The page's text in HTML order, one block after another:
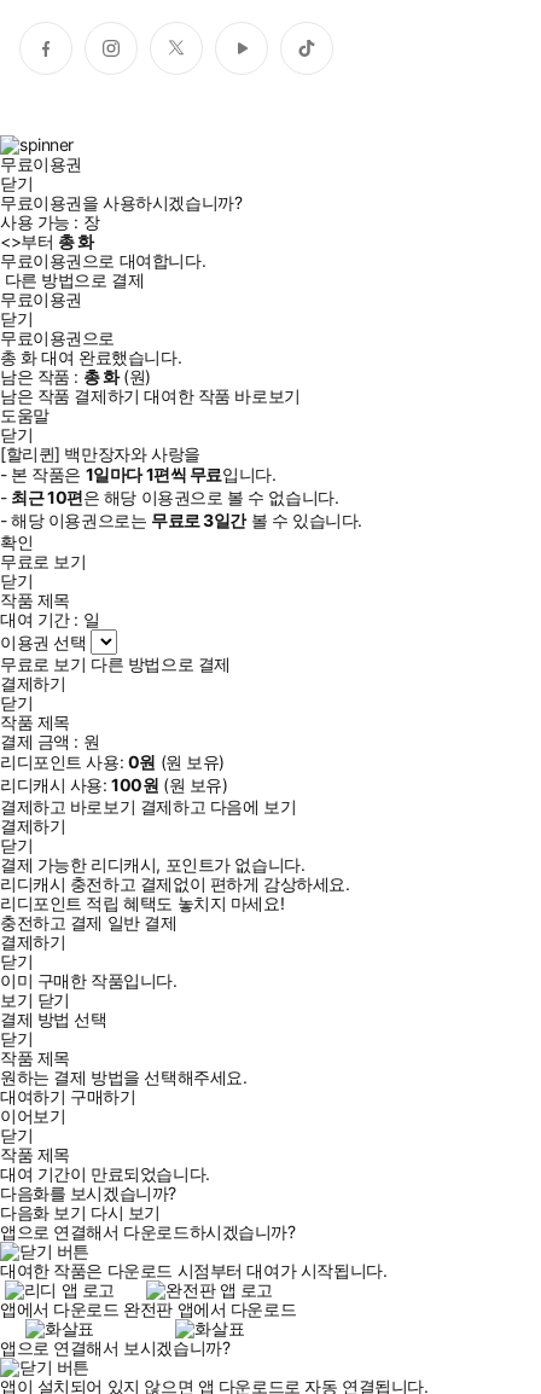
페
이
인
스
트
위
유
튜
틱
톡
무료이용권
닫기
무료이용권을 사용하시겠습니까?
사용 가능 : 장
<>부터 총화
무료이용권으로 대여합니다.
다른 방법으로 결제
무료이용권
닫기
무료이용권으로
총 화대여 완료했습니다.
남은 작품 : 총화(원)
남은 작품 결제하기 대여한 작품 바로보기
도움말
닫기
[할리퀸] 백만장자와 사랑을
- 본 작품은 1일마다1편씩 무료입니다.
- 최근10편은 해당 이용권으로 볼 수 없습니다.
- 해당 이용권으로는 무료로3일간볼 수 있습니다.
확인
무료로 보기
닫기
작품 제목
대여 기간 : 일
이용권 선택
무료로 보기 다른 방법으로 결제
결제하기
닫기
작품 제목
결제 금액 : 원
리디포인트 사용: 0원 (원 보유)
리디캐시 사용:100원 (원 보유)
결제하고 바로보기 결제하고 다음에 보기
결제하기
닫기
결제 가능한 리디캐시, 포인트가 없습니다.
리디캐시 충전하고 결제없이 편하게 감상하세요.
리디포인트 적립 혜택도 놓치지 마세요!
충전하고 결제 일반 결제
결제하기
닫기
이미 구매한 작품입니다.
보기 닫기
결제 방법 선택
닫기
작품 제목
원하는 결제 방법을 선택해주세요.
대여하기 구매하기
이어보기
닫기
작품 제목
대여 기간이 만료되었습니다.
다음화를 보시겠습니까?
다음화 보기 다시 보기
앱으로 연결해서 다운로드하시겠습니까?
대여한 작품은 다운로드 시점부터 대여가 시작됩니다.
앱에서 다운로드 완전판 앱에서 다운로드
앱으로 연결해서 보시겠습니까?
앱이 설치되어 있지 않으면 앱 다운로드로 자동 연결됩니다.